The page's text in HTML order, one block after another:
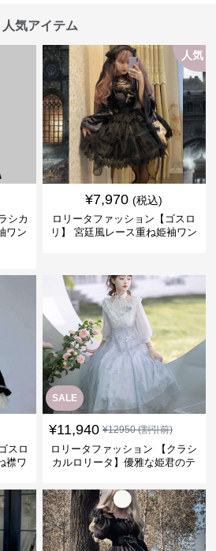
気アイテム
シカ
ワン
人気
¥7,970 (税込)
ロリータファッション【ゴスロ
リ】 宮廷風レース重ね姫袖ワン
スロ
襟ワ
SALE
¥11,940 ¥12950(割引前)
ロリータファッション 【クラシ
カルロリータ】優雅な姫君のテ